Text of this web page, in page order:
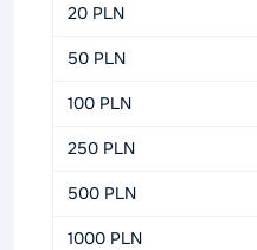
20 PLN
50 PLN
100 PLN
250 PLN
500 PLN
1000 PLN